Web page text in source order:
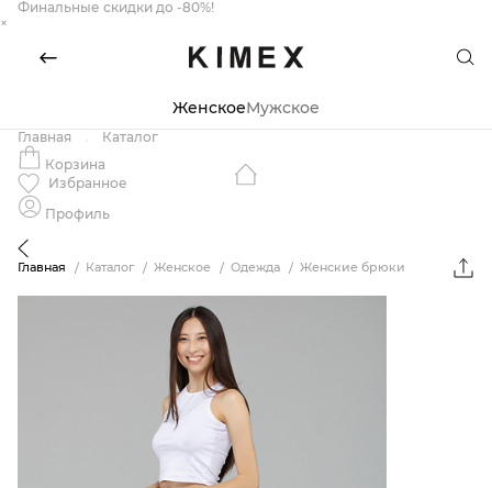
Финальные скидки до -80%!
×
ЖенскоеМужское
Главная
Каталог
Корзина
Избранное
Профиль
Главная Каталог Женское Одежда Женские брюки